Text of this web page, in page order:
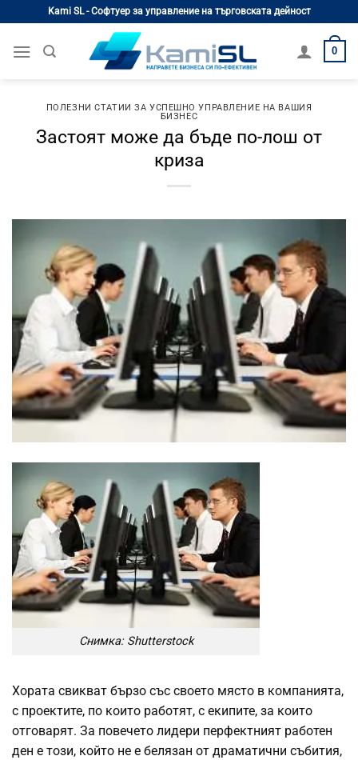
content
Kami SL - Софтуер за управление на търговската дейност
0
ПОЛЕЗНИ СТАТИИ ЗА УСПЕШНО УПРАВЛЕНИЕ НА ВАШИЯ
БИЗНЕС
Застоят може да бъде по-лош от
криза
Снимка: Shutterstock
Хората свикват бързо със своето място в компанията,
с проектите, по които работят, с екипите, за които
отговарят. За повечето лидери перфектният работен
ден е този, който не е белязан от драматични събития,